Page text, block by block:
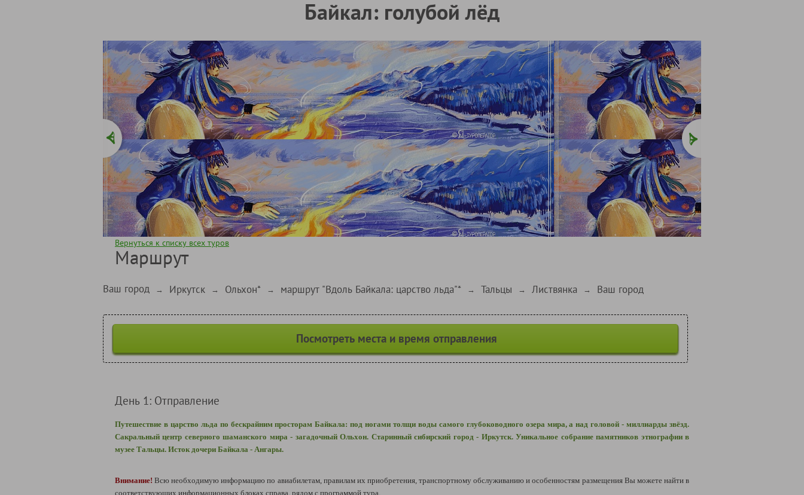
Байкал: голубой лёд
Вернуться к списку всех туров
Маршрут
Ваш город → Иркутск → Ольхон* → маршрут "Вдоль Байкала: царство льда"* → Тальцы → Листвянка → Ваш город
Посмотреть места и время отправления
День 1: Отправление
Путешествие в царство льда по бескрайним просторам Байкала: под ногами толщи воды самого глубоководного озера мира, а над головой - миллиарды звёзд.
Сакральный центр северного шаманского мира - загадочный Ольхон. Старинный сибирский город - Иркутск. Уникальное собрание памятников этнографии в
музее Тальцы. Исток дочери Байкала - Ангары.
Внимание! Всю необходимую информацию по авиабилетам, правилам их приобретения, транспортному обслуживанию и особенностям размещения Вы можете найти в
соответствующих информационных блоках справа, рядом с программой тура.